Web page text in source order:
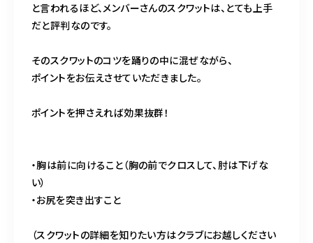
と言われるほど、メンバーさんのスクワットは、とても上手
だと評判なのです。
そのスクワットのコツを踊りの中に混ぜながら、
ポイントをお伝えさせていただきました。
ポイントを押さえれば効果抜群！
・胸は前に向けること（胸の前でクロスして、肘は下げな
い）
・お尻を突き出すこと
（スクワットの詳細を知りたい方はクラブにお越しください